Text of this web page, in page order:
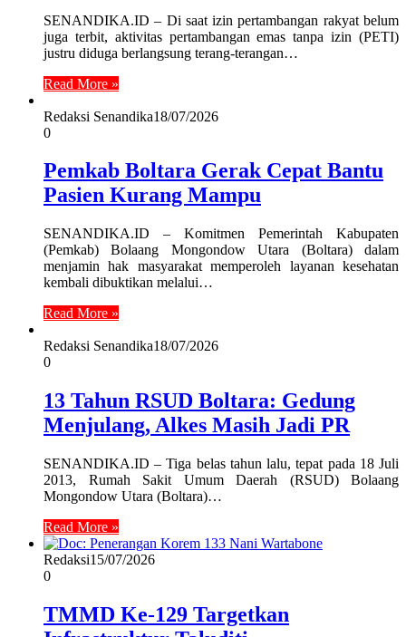
SENANDIKA.ID – Di saat izin pertambangan rakyat belum
juga terbit, aktivitas pertambangan emas tanpa izin (PETI)
justru diduga berlangsung terang-terangan…
Read More »
Redaksi Senandika18/07/2026
0
Pemkab Boltara Gerak Cepat Bantu
Pasien Kurang Mampu
SENANDIKA.ID – Komitmen Pemerintah Kabupaten
(Pemkab) Bolaang Mongondow Utara (Boltara) dalam
menjamin hak masyarakat memperoleh layanan kesehatan
kembali dibuktikan melalui…
Read More »
Redaksi Senandika18/07/2026
0
13 Tahun RSUD Boltara: Gedung
Menjulang, Alkes Masih Jadi PR
SENANDIKA.ID – Tiga belas tahun lalu, tepat pada 18 Juli
2013, Rumah Sakit Umum Daerah (RSUD) Bolaang
Mongondow Utara (Boltara)…
Read More »
Redaksi15/07/2026
0
TMMD Ke-129 Targetkan